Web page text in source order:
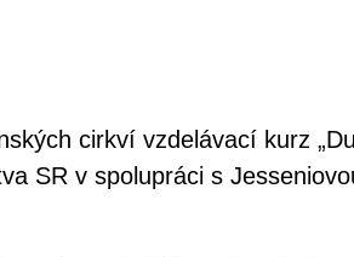
cirkví vzdelávací kurz
SR v spolupráci s